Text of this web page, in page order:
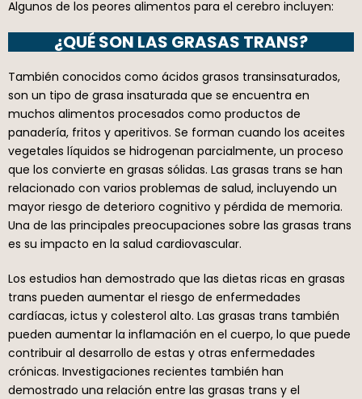
Algunos de los peores alimentos para el cerebro incluyen:
¿QUÉ SON LAS GRASAS TRANS?
También conocidos como ácidos grasos transinsaturados,
son un tipo de grasa insaturada que se encuentra en
muchos alimentos procesados como productos de
panadería, fritos y aperitivos. Se forman cuando los aceites
vegetales líquidos se hidrogenan parcialmente, un proceso
que los convierte en grasas sólidas. Las grasas trans se han
relacionado con varios problemas de salud, incluyendo un
mayor riesgo de deterioro cognitivo y pérdida de memoria.
Una de las principales preocupaciones sobre las grasas trans
es su impacto en la salud cardiovascular.
Los estudios han demostrado que las dietas ricas en grasas
trans pueden aumentar el riesgo de enfermedades
cardíacas, ictus y colesterol alto. Las grasas trans también
pueden aumentar la inflamación en el cuerpo, lo que puede
contribuir al desarrollo de estas y otras enfermedades
crónicas. Investigaciones recientes también han
demostrado una relación entre las grasas trans y el